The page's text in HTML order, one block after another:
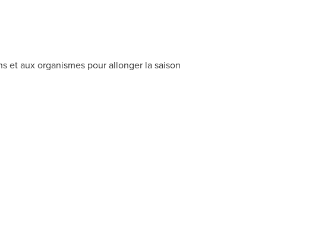
et aux organismes pour allonger la saison